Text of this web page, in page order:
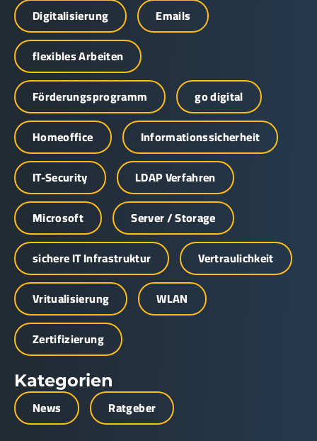
Digitalisierung
Emails
flexibles Arbeiten
Förderungsprogramm
go digital
Homeoffice
Informationssicherheit
IT-Security
LDAP Verfahren
Microsoft
Server / Storage
sichere IT Infrastruktur
Vertraulichkeit
Vritualisierung
WLAN
Zertifizierung
Kategorien
News Ratgeber